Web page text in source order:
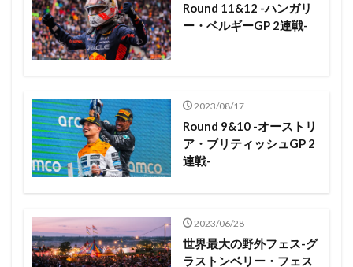
Round 11&12 -ハンガリ
ー・ベルギーGP 2連戦-
2023/08/17
Round 9&10 -オーストリ
ア・ブリティッシュGP 2
連戦-
2023/06/28
世界最大の野外フェス-グ
ラストンベリー・フェス